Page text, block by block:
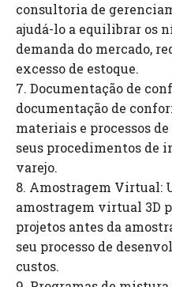
consultoria de
ajudá-lo a equilibrar os
demanda do mercado,
excesso de estoque.
7. Documentação de
documentação de
materiais e processos
seus procedimentos de
varejo.
8. Amostragem Virtual:
amostragem virtual 3D
projetos antes da
seu processo de
custos.